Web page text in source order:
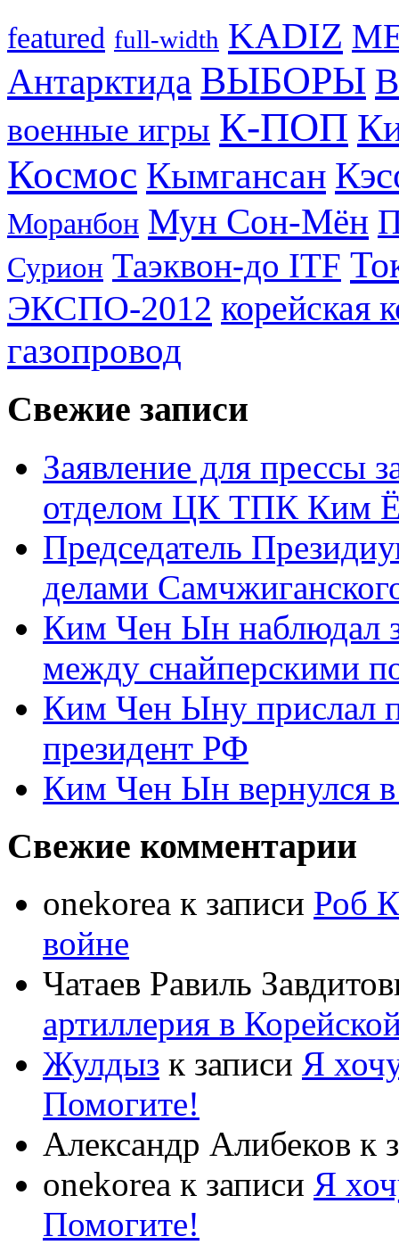
featured full-width KADIZ
Антарктида ВЫБОРЫ
военные игры К-ПОП
Космос Кымгансан
Моранбон Мун Сон-Мён
Сурион Таэквон-до ITF
ЭКСПО-2012 корейская
газопровод
Свежие записи
Заявление для прессы
отделом ЦК ТПК Ким
Председатель
делами
Ким Чен Ын наблюдал
между снайперскими
Ким Чен Ыну прислал
президент РФ
Ким Чен Ын вернулся
Свежие комментарии
onekorea к записи Роб
войне
Чатаев Равиль
артиллерия в
Жулдыз к записи Я
Помогите!
Александр Алибеков к
onekorea к записи Я
Помогите!